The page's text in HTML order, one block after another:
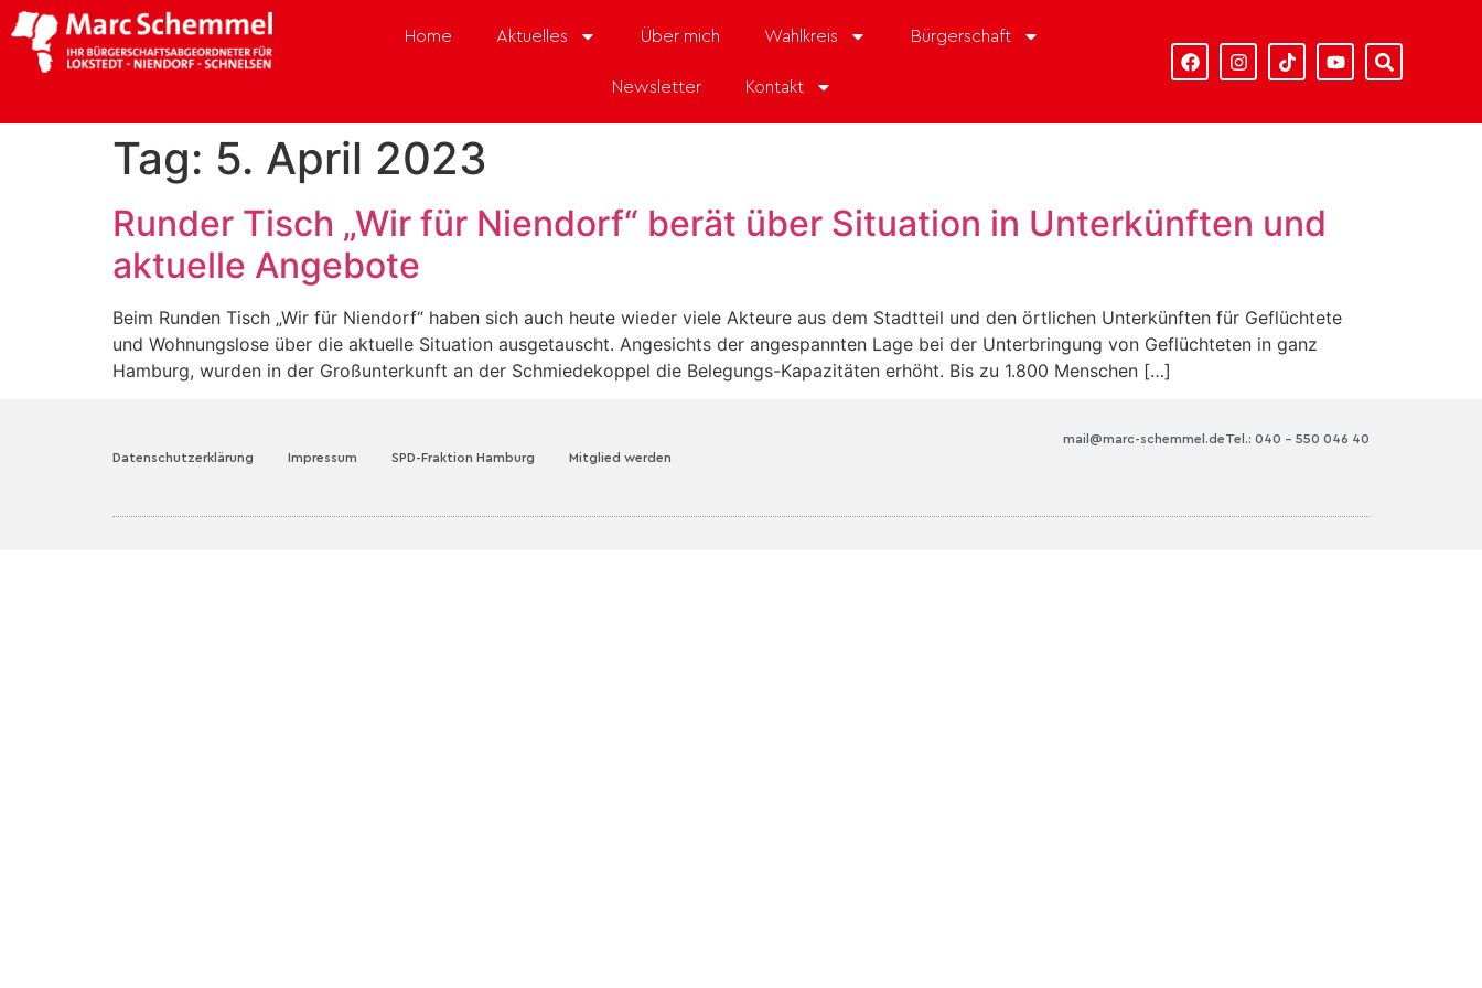
Home Aktuelles Über mich Wahlkreis Bürgerschaft
Newsletter Kontakt
Tag: 5. April 2023
Runder Tisch „Wir für Niendorf“ berät über Situation in Unterkünften und
aktuelle Angebote
Beim Runden Tisch „Wir für Niendorf“ haben sich auch heute wieder viele Akteure aus dem Stadtteil und den örtlichen Unterkünften für Geflüchtete
und Wohnungslose über die aktuelle Situation ausgetauscht. Angesichts der angespannten Lage bei der Unterbringung von Geflüchteten in ganz
Hamburg, wurden in der Großunterkunft an der Schmiedekoppel die Belegungs-Kapazitäten erhöht. Bis zu 1.800 Menschen […]
Datenschutzerklärung Impressum SPD-Fraktion Hamburg Mitglied werden
Tel.: 040 – 550 046 40
mail@marc-schemmel.de